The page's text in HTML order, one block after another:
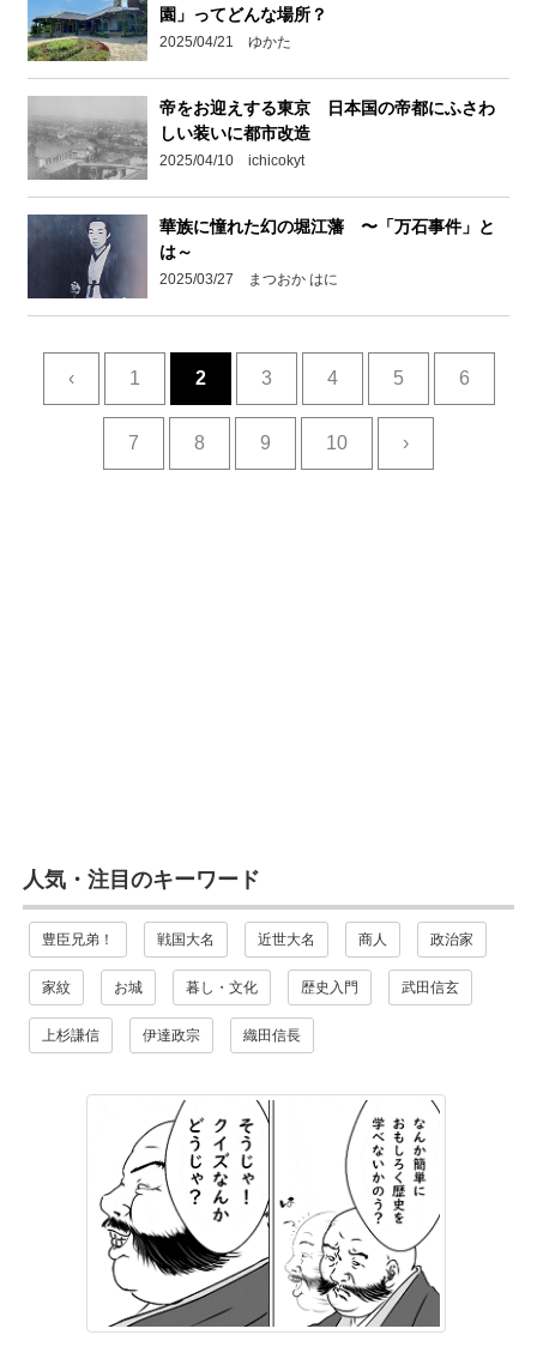
園」ってどんな場所？
2025/04/21 ゆかた
帝をお迎えする東京 日本国の帝都にふさわ
しい装いに都市改造
2025/04/10 ichicokyt
華族に憧れた幻の堀江藩 〜「万石事件」と
は～
2025/03/27 まつおか はに
‹ 1 2 3 4 5 6
7 8 9 10 ›
人気・注目のキーワード
豊臣兄弟！ 戦国大名 近世大名 商人 政治家
家紋 お城 暮し・文化 歴史入門 武田信玄
上杉謙信 伊達政宗 織田信長